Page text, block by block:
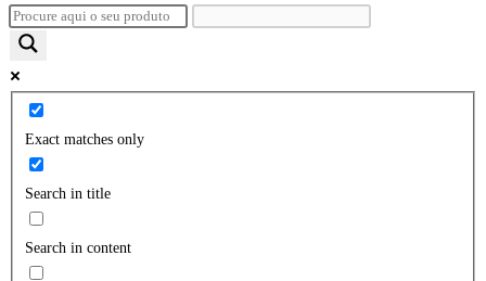
Exact matches only
Search in title
Search in content